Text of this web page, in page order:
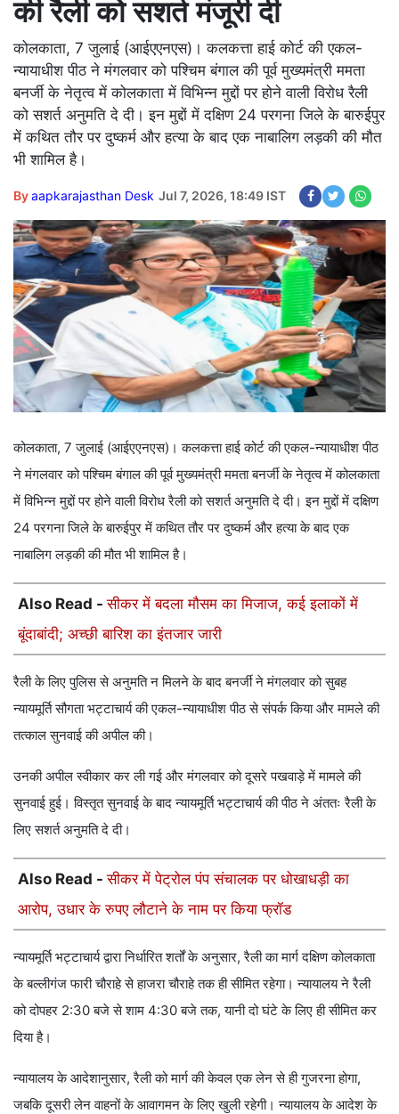
की रैली को सशर्त मंजूरी दी
कोलकाता, 7 जुलाई (आईएएनएस)। कलकत्ता हाई कोर्ट की एकल-
न्यायाधीश पीठ ने मंगलवार को पश्चिम बंगाल की पूर्व मुख्यमंत्री ममता
बनर्जी के नेतृत्व में कोलकाता में विभिन्न मुद्दों पर होने वाली विरोध रैली
को सशर्त अनुमति दे दी। इन मुद्दों में दक्षिण 24 परगना जिले के बारुईपुर
में कथित तौर पर दुष्कर्म और हत्या के बाद एक नाबालिग लड़की की मौत
भी शामिल है।
Byaapkarajasthan Desk Jul 7, 2026, 18:49 IST
कोलकाता, 7 जुलाई (आईएएनएस)। कलकत्ता हाई कोर्ट की एकल-न्यायाधीश पीठ
ने मंगलवार को पश्चिम बंगाल की पूर्व मुख्यमंत्री ममता बनर्जी के नेतृत्व में कोलकाता
में विभिन्न मुद्दों पर होने वाली विरोध रैली को सशर्त अनुमति दे दी। इन मुद्दों में दक्षिण
24 परगना जिले के बारुईपुर में कथित तौर पर दुष्कर्म और हत्या के बाद एक
नाबालिग लड़की की मौत भी शामिल है।
Also Read -सीकर में बदला मौसम का मिजाज, कई इलाकों में
बूंदाबांदी; अच्छी बारिश का इंतजार जारी
रैली के लिए पुलिस से अनुमति न मिलने के बाद बनर्जी ने मंगलवार को सुबह
न्यायमूर्ति सौगता भट्टाचार्य की एकल-न्यायाधीश पीठ से संपर्क किया और मामले की
तत्काल सुनवाई की अपील की।
उनकी अपील स्वीकार कर ली गई और मंगलवार को दूसरे पखवाड़े में मामले की
सुनवाई हुई। विस्तृत सुनवाई के बाद न्यायमूर्ति भट्टाचार्य की पीठ ने अंततः रैली के
लिए सशर्त अनुमति दे दी।
Also Read -सीकर में पेट्रोल पंप संचालक पर धोखाधड़ी का
आरोप, उधार के रुपए लौटाने के नाम पर किया फ्रॉड
न्यायमूर्ति भट्टाचार्य द्वारा निर्धारित शर्तों के अनुसार, रैली का मार्ग दक्षिण कोलकाता
के बल्लीगंज फारी चौराहे से हाजरा चौराहे तक ही सीमित रहेगा। न्यायालय ने रैली
को दोपहर 2:30 बजे से शाम 4:30 बजे तक, यानी दो घंटे के लिए ही सीमित कर
दिया है।
न्यायालय के आदेशानुसार, रैली को मार्ग की केवल एक लेन से ही गुजरना होगा,
जबकि दूसरी लेन वाहनों के आवागमन के लिए खुली रहेगी। न्यायालय के आदेश के